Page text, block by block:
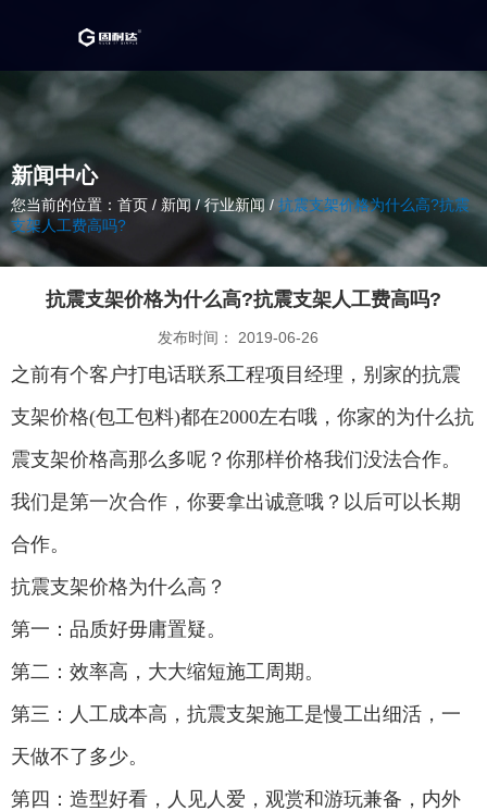
新闻中心
您当前的位置：首页 / 新闻 /行业新闻 / 抗震支架价格为什么高?抗震
支架人工费高吗?
抗震支架价格为什么高?抗震支架人工费高吗?
发布时间： 2019-06-26
之前有个客户打电话联系工程项目经理，别家的抗震
支架价格(包工包料)都在2000左右哦，你家的为什么抗
震支架价格高那么多呢？你那样价格我们没法合作。
我们是第一次合作，你要拿出诚意哦？以后可以长期
合作。
抗震支架价格为什么高？
第一：品质好毋庸置疑。
第二：效率高，大大缩短施工周期。
第三：人工成本高，抗震支架施工是慢工出细活，一
天做不了多少。
第四：造型好看，人见人爱，观赏和游玩兼备，内外